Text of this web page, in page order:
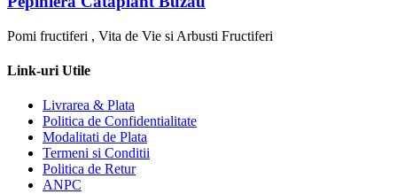
Pomi fructiferi , Vita de Vie si Arbusti Fructiferi
Link-uri Utile
Livrarea & Plata
Politica de Confidentialitate
Modalitati de Plata
Termeni si Conditii
Politica de Retur
ANPC